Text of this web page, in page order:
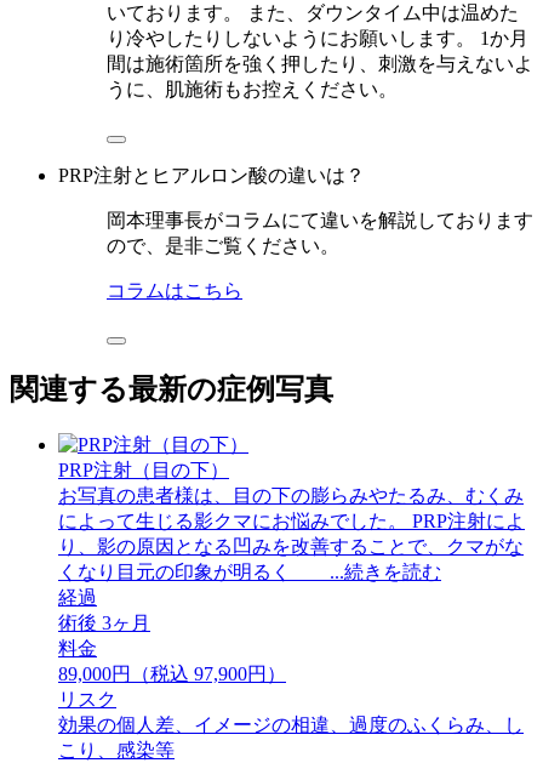
いております。 また、ダウンタイム中は温めた
り冷やしたりしないようにお願いします。 1か月
間は施術箇所を強く押したり、刺激を与えないよ
うに、肌施術もお控えください。
PRP注射とヒアルロン酸の違いは？
岡本理事長がコラムにて違いを解説しております
ので、是非ご覧ください。
コラムはこちら
関連する最新の症例写真
PRP注射（目の下）
お写真の患者様は、目の下の膨らみやたるみ、むくみ
によって生じる影クマにお悩みでした。 PRP注射によ
り、影の原因となる凹みを改善することで、クマがな
くなり目元の印象が明るく ...続きを読む
経過
術後 3ヶ月
料金
89,000円（税込 97,900円）
リスク
効果の個人差、イメージの相違、過度のふくらみ、し
こり、感染等